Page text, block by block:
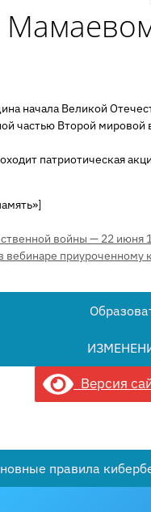
начала Великой
частью Второй мировой
патриотическая
войны — 22 июня
Версия
правила